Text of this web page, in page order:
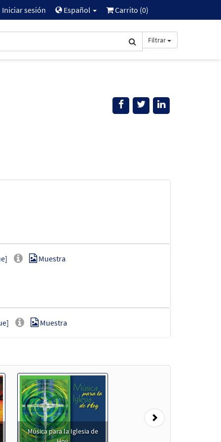
Iniciar sesión Español Carrito (0)
Filtrar
Muestra
Muestra
Muestra
Música para la Iglesia de
Next